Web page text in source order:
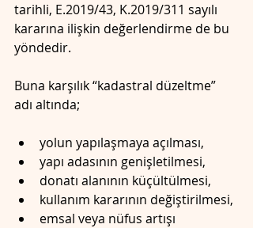
tarihli, E.2019/43, K.2019/311 sayılı
kararına ilişkin değerlendirme de bu
yöndedir.
Buna karşılık “kadastral düzeltme”
adı altında;
yolun yapılaşmaya açılması,
yapı adasının genişletilmesi,
donatı alanının küçültülmesi,
kullanım kararının değiştirilmesi,
emsal veya nüfus artışı